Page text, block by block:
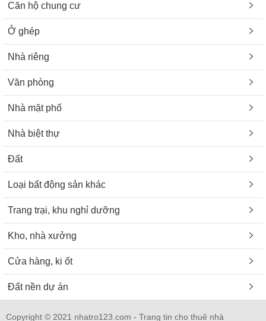
Căn hộ chung cư
Ở ghép
Nhà riêng
Văn phòng
Nhà mặt phố
Nhà biệt thự
Đất
Loại bất động sản khác
Trang trại, khu nghỉ dưỡng
Kho, nhà xưởng
Cửa hàng, ki ốt
Đất nền dự án
Copyright © 2021 nhatro123.com - Trang tin cho thuê nhà